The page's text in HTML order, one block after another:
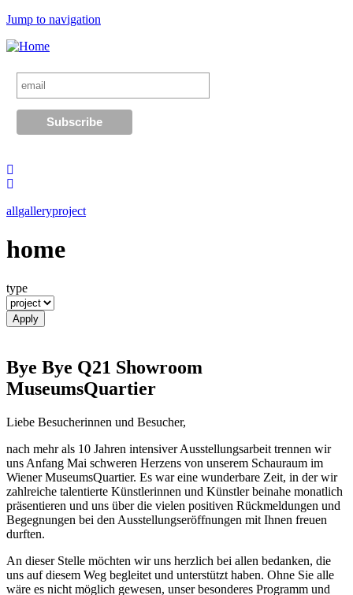
Jump to navigation
allgalleryproject
home
type
Bye Bye Q21 Showroom
MuseumsQuartier
Liebe Besucherinnen und Besucher,
nach mehr als 10 Jahren intensiver Ausstellungsarbeit trennen wir
uns Anfang Mai schweren Herzens von unserem Schauraum im
Wiener MuseumsQuartier. Es war eine wunderbare Zeit, in der wir
zahlreiche talentierte Künstlerinnen und Künstler beinahe monatlich
präsentieren und uns über die vielen positiven Rückmeldungen und
Begegnungen bei den Ausstellungseröffnungen mit Ihnen freuen
durften.
An dieser Stelle möchten wir uns herzlich bei allen bedanken, die
uns auf diesem Weg begleitet und unterstützt haben. Ohne Sie alle
wäre es nicht möglich gewesen, unser besonderes Programm und